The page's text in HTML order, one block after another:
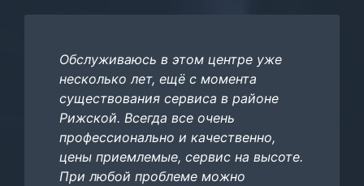
Обслуживаюсь в этом центре уже
несколько лет, ещё с момента
существования сервиса в районе
Рижской. Всегда все очень
профессионально и качественно,
цены приемлемые, сервис на высоте.
При любой проблеме можно